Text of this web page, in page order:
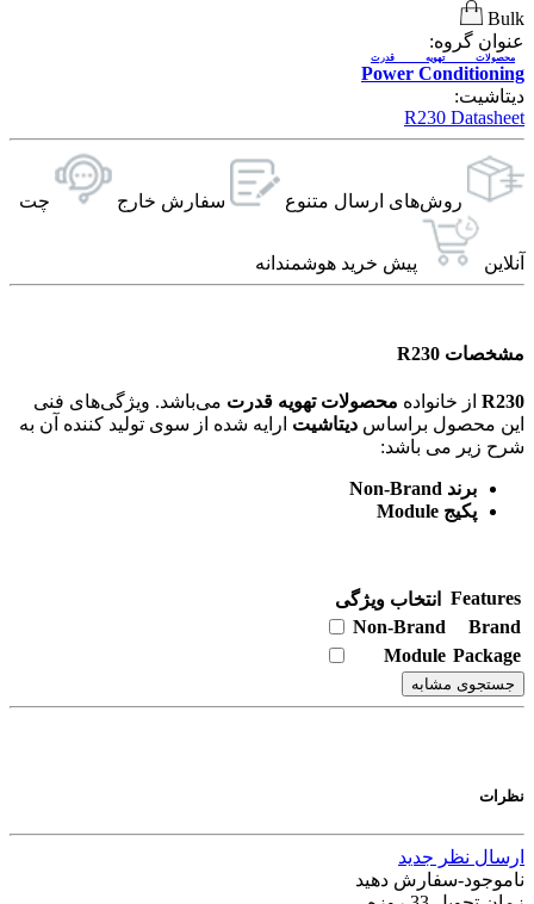
Bulk
عنوان گروه:
Power Conditioning
محصولات تهویه قدرت
دیتاشیت:
R230 Datasheet
روش‌های ارسال‌ متنوع سفارش خارج چت
آنلاین پیش خرید هوشمندانه
مشخصات R230
R230 از خانواده محصولات تهویه قدرت می‌باشد. ویژگی‌های فنی
این محصول براساس دیتاشیت ارایه شده از سوی تولید کننده آن به
شرح زیر می باشد:
برند Non-Brand
پکیج Module
Features
انتخاب ویژگی
Brand
Non-Brand
Package
Module
جستجوی مشابه
نظرات
ارسال نظر جدید
ناموجود-سفارش دهید